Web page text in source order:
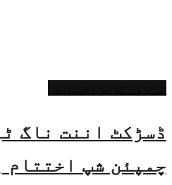
ڈسڑکٹ اننت ناگ
چمپئن شپ اختتام